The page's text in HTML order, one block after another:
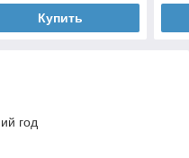
Купить
год